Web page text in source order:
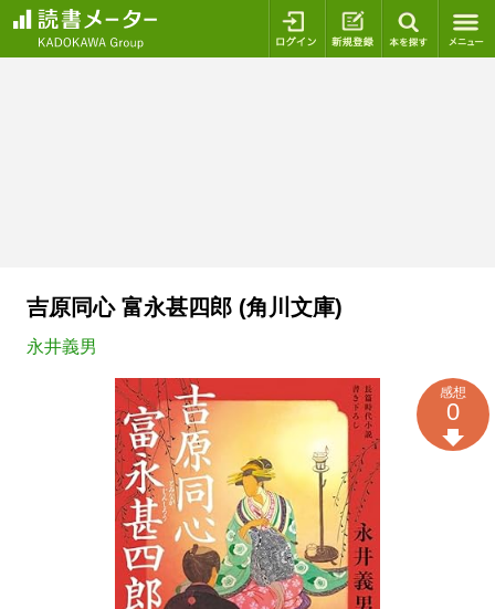
ログイン 新規登録
吉原同心 富永甚四郎 (角川文庫)
永井義男
感想
0